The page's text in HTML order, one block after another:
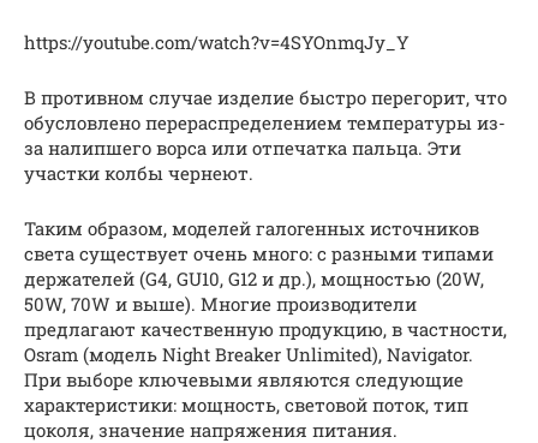
https://youtube.com/watch?v=4SYOnmqJy_Y
В противном случае изделие быстро перегорит, что
обусловлено перераспределением температуры из-
за налипшего ворса или отпечатка пальца. Эти
участки колбы чернеют.
Таким образом, моделей галогенных источников
света существует очень много: с разными типами
держателей (G4, GU10, G12 и др.), мощностью (20W,
50W, 70W и выше). Многие производители
предлагают качественную продукцию, в частности,
Osram (модель Night Breaker Unlimited), Navigator.
При выборе ключевыми являются следующие
характеристики: мощность, световой поток, тип
цоколя, значение напряжения питания.